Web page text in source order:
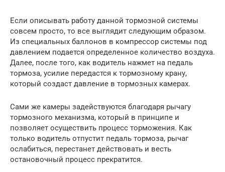
Если описывать работу данной тормозной системы
совсем просто, то все выглядит следующим образом.
Из специальных баллонов в компрессор системы под
давлением подается определенное количество воздуха.
Далее, после того, как водитель нажмет на педаль
тормоза, усилие передастся к тормозному крану,
который создаст давление в тормозных камерах.
Сами же камеры задействуются благодаря рычагу
тормозного механизма, который в принципе и
позволяет осуществить процесс торможения. Как
только водитель отпустит педаль тормоза, рычаг
ослабиться, перестанет действовать и весть
остановочный процесс прекратится.